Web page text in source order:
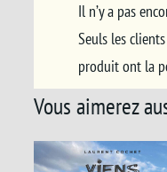
Il n’y a pas
Seuls les
produit ont la
Vous aimerez
DÉTAILS